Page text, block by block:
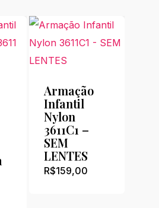
Armação
Infantil
Nylon
3611C1 –
SEM
LENTES
R$159,00